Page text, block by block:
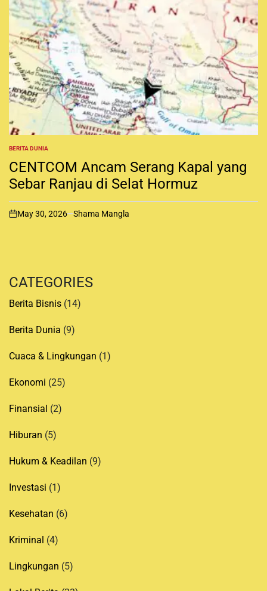
P
O
S
T
E
N
BERITA DUNIA
CENTCOM Ancam Serang Kapal yang
Sebar Ranjau di Selat Hormuz
o
May 30, 2026 Shama Mangla
CATEGORIES
Berita Bisnis (14)
Berita Dunia (9)
Cuaca & Lingkungan (1)
Ekonomi (25)
Finansial (2)
Hiburan (5)
Hukum & Keadilan (9)
Investasi (1)
Kesehatan (6)
Kriminal (4)
Lingkungan (5)